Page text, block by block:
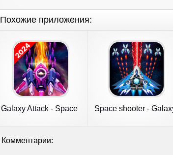
Похожие приложения:
Galaxy Attack - Space
Space shooter -
Комментарии: